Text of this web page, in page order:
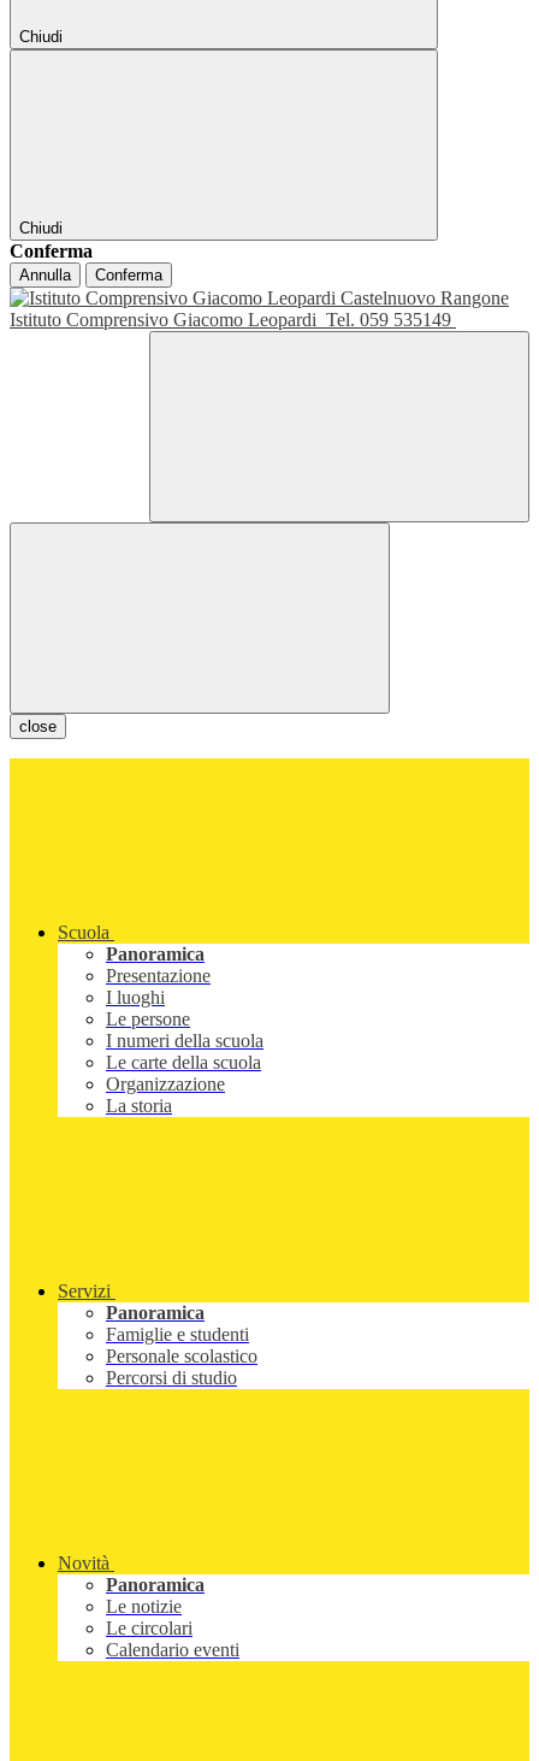
Chiudi
Chiudi
Conferma
Annulla Conferma
Istituto Comprensivo Giacomo Leopardi Tel. 059 535149
close
Scuola
Panoramica
Presentazione
I luoghi
Le persone
I numeri della scuola
Le carte della scuola
Organizzazione
La storia
Servizi
Panoramica
Famiglie e studenti
Personale scolastico
Percorsi di studio
Novità
Panoramica
Le notizie
Le circolari
Calendario eventi